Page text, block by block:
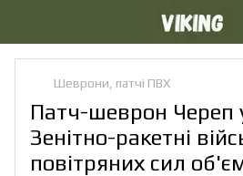
Шеврони, патчі ПВХ
Патч-шеврон Череп
Зенітно-ракетні
повітряних сил